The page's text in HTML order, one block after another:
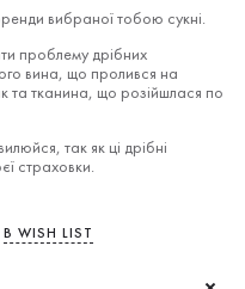
вибраної тобою сукні.
проблему дрібних
вина, що пролився на
та тканина, що розійшлася по
так як ці дрібні
страховки.
В WISH LIST